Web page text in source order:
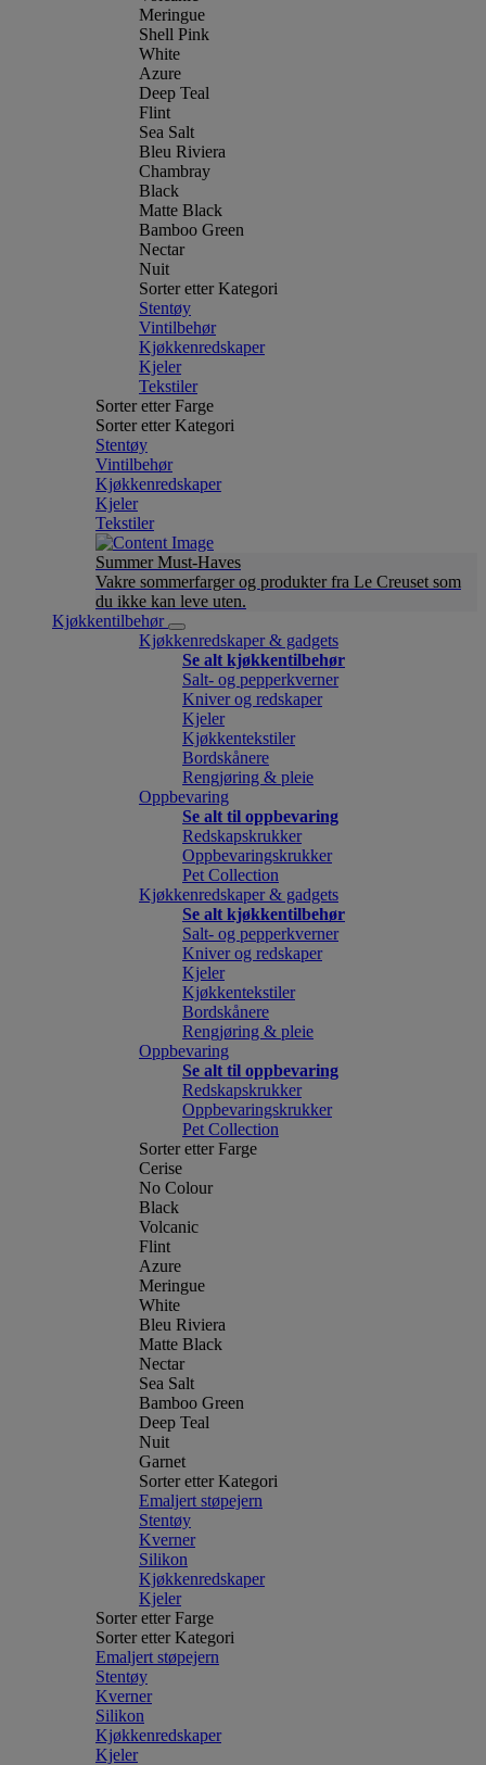
Meringue
Shell Pink
White
Azure
Deep Teal
Flint
Sea Salt
Bleu Riviera
Chambray
Black
Matte Black
Bamboo Green
Nectar
Nuit
Sorter etter Kategori
Stentøy
Vintilbehør
Kjøkkenredskaper
Kjeler
Tekstiler
Sorter etter Farge
Sorter etter Kategori
Stentøy
Vintilbehør
Kjøkkenredskaper
Kjeler
Tekstiler
Summer Must-Haves
Vakre sommerfarger og produkter fra Le Creuset som
du ikke kan leve uten.
Kjøkkentilbehør
Kjøkkenredskaper & gadgets
Se alt kjøkkentilbehør
Salt- og pepperkverner
Kniver og redskaper
Kjeler
Kjøkkentekstiler
Bordskånere
Rengjøring & pleie
Oppbevaring
Se alt til oppbevaring
Redskapskrukker
Oppbevaringskrukker
Pet Collection
Kjøkkenredskaper & gadgets
Se alt kjøkkentilbehør
Salt- og pepperkverner
Kniver og redskaper
Kjeler
Kjøkkentekstiler
Bordskånere
Rengjøring & pleie
Oppbevaring
Se alt til oppbevaring
Redskapskrukker
Oppbevaringskrukker
Pet Collection
Sorter etter Farge
Cerise
No Colour
Black
Volcanic
Flint
Azure
Meringue
White
Bleu Riviera
Matte Black
Nectar
Sea Salt
Bamboo Green
Deep Teal
Nuit
Garnet
Sorter etter Kategori
Emaljert støpejern
Stentøy
Kverner
Silikon
Kjøkkenredskaper
Kjeler
Sorter etter Farge
Sorter etter Kategori
Emaljert støpejern
Stentøy
Kverner
Silikon
Kjøkkenredskaper
Kjeler